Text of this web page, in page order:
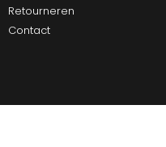
Retourneren
Contact